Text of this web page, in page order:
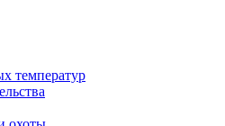
температур